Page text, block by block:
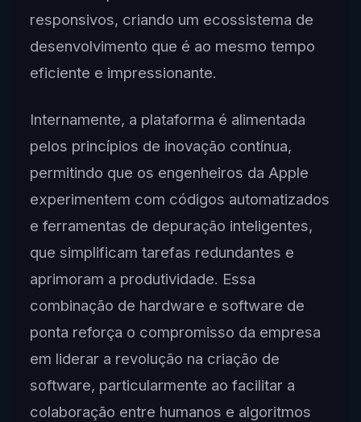
responsivos, criando um ecossistema de
desenvolvimento que é ao mesmo tempo
eficiente e impressionante.
Internamente, a plataforma é alimentada
pelos princípios de inovação contínua,
permitindo que os engenheiros da Apple
experimentem com códigos automatizados
e ferramentas de depuração inteligentes,
que simplificam tarefas redundantes e
aprimoram a produtividade. Essa
combinação de hardware e software de
ponta reforça o compromisso da empresa
em liderar a revolução na criação de
software, particularmente ao facilitar a
colaboração entre humanos e algoritmos